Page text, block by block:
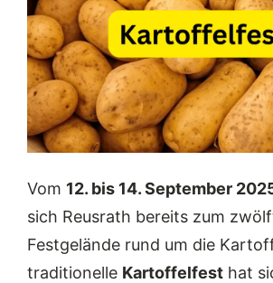
Vom 12. bis 14. September
sich Reusrath bereits zum
Festgelände rund um die
traditionelle Kartoffelfest hat